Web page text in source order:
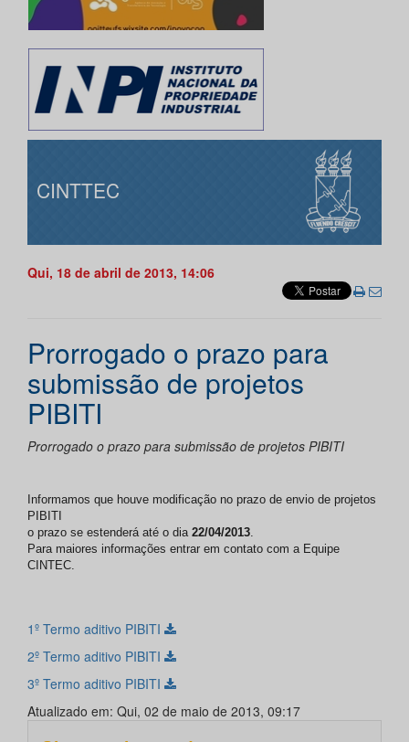
CINTTEC
Qui, 18 de abril de 2013, 14:06
Prorrogado o prazo para
submissão de projetos
PIBITI
Prorrogado o prazo para submissão de projetos PIBITI
Informamos que houve modificação no prazo de envio de projetos
PIBITI
o prazo se estenderá até o dia 22/04/2013.
Para maiores informações entrar em contato com a Equipe
CINTEC.
1º Termo aditivo PIBITI
2º Termo aditivo PIBITI
3º Termo aditivo PIBITI
Atualizado em: Qui, 02 de maio de 2013, 09:17